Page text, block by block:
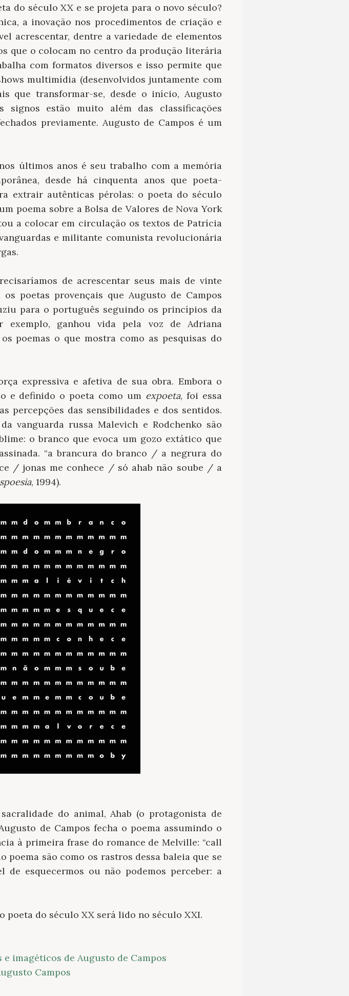
do século XX e se projeta para o novo século?
a inovação nos procedimentos de criação e
acrescentar, dentre a variedade de elementos
que o colocam no centro da produção literária
com formatos diversos e isso permite que
multimídia (desenvolvidos juntamente com
que transformar-se, desde o início, Augusto
signos estão muito além das classificações
previamente. Augusto de Campos é um
últimos anos é seu trabalho com a memória
desde há cinquenta anos que poeta-
extrair autênticas pérolas: o poeta do século
poema sobre a Bolsa de Valores de Nova York
a colocar em circulação os textos de Patrícia
e militante comunista revolucionária
de acrescentar seus mais de vinte
poetas provençais que Augusto de Campos
para o português seguindo os princípios da
exemplo, ganhou vida pela voz de Adriana
poemas o que mostra como as pesquisas do
expressiva e afetiva de sua obra. Embora o
e definido o poeta como um expoeta, foi essa
percepções das sensibilidades e dos sentidos.
vanguarda russa Malevich e Rodchenko são
o branco que evoca um gozo extático que
“a brancura do branco / a negrura do
/ jonas me conhece / só ahab não soube / a
, 1994).
do animal, Ahab (o protagonista de
de Campos fecha o poema assumindo o
à primeira frase do romance de Melville: “call
poema são como os rastros dessa baleia que se
de esquecermos ou não podemos perceber: a
poeta do século XX será lido no século XXI.
imagéticos de Augusto de Campos
Campos